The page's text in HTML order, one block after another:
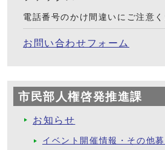
電話番号のかけ間違いにご注意く
お問い合わせフォーム
市民部人権啓発推進課
お知らせ
イベント開催情報・その他